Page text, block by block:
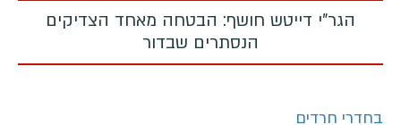
הגר"י דייטש חושף: הבטחה מאחד הצדיקים
הנסתרים שבדור
בחדרי חרדים